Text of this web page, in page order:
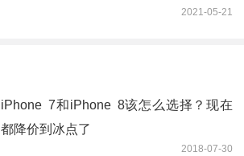
2021-05-21
iPhone 7和iPhone 8该怎么选择？现在
都降价到冰点了
2018-07-30